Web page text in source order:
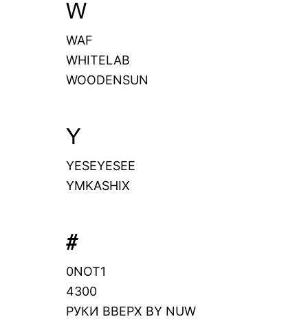
W
WAF
WHITELAB
WOODENSUN
Y
YESEYESEE
YMKASHIX
#
0NOT1
4300
РУКИ ВВЕРХ BY NUW